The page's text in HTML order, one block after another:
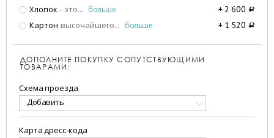
Хлопок - это... больше + 2 600 a
Картон высочайшего... больше + 1 520 a
ДОПОЛНИТЕ ПОКУПКУ СОПУТСТВУЮЩИМИ
ТОВАРАМИ:
Схема проезда
Добавить
Карта дресс-кода